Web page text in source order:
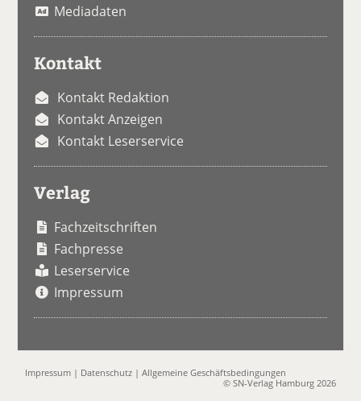
Mediadaten
Kontakt
Kontakt Redaktion
Kontakt Anzeigen
Kontakt Leserservice
Verlag
Fachzeitschriften
Fachpresse
Leserservice
Impressum
Impressum | Datenschutz |Allgemeine Geschäftsbedingungen
© SN-Verlag Hamburg 2026